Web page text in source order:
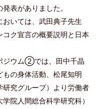
表がありました。
いては、武田典子先生
コク宣言の概要説明と日本
ジウム②では、田中千晶
もの身体活動、松尾知明
研究グループ）より労働者
院人間総合科学研究科）